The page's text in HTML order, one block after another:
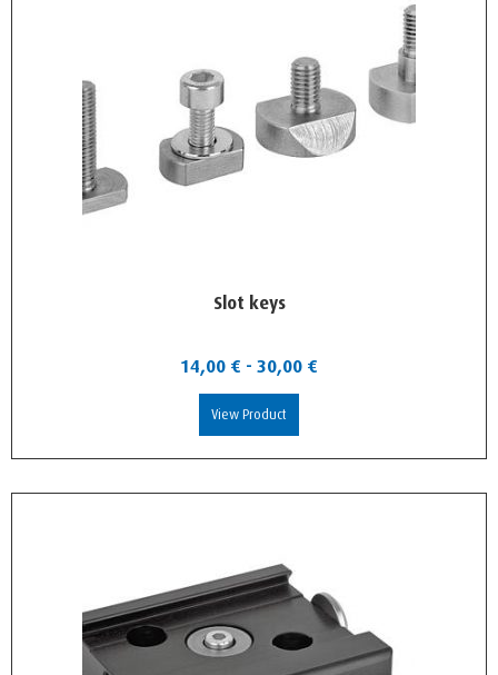
Slot keys
14,00 € - 30,00 €
View Product